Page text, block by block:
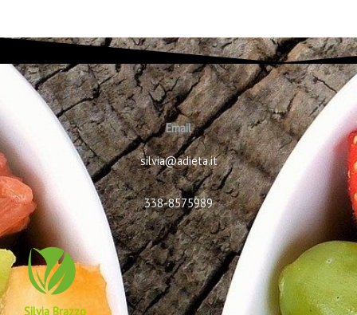
Email
silvia@adieta.it
338-8575989
Silvia Brazzo